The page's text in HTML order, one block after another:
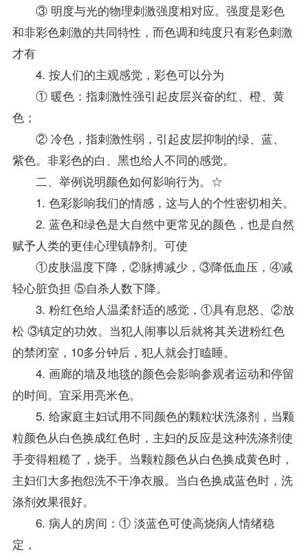
③ 明度与光的物理刺激强度相对应。强度是彩色
和非彩色刺激的共同特性，而色调和纯度只有彩色刺激
才有
4. 按人们的主观感觉，彩色可以分为
① 暖色：指刺激性强引起皮层兴奋的红、橙、黄
色；
② 冷色，指刺激性弱，引起皮层抑制的绿、蓝、
紫色。非彩色的白、黑也给人不同的感觉。
二、举例说明颜色如何影响行为。☆
1. 色彩影响我们的情感，这与人的个性密切相关。
2. 蓝色和绿色是大自然中更常见的颜色，也是自然
赋予人类的更佳心理镇静剂。可使
①皮肤温度下降，②脉搏减少，③降低血压，④减
轻心脏负担 ⑤自杀人数下降。
3. 粉红色给人温柔舒适的感觉，①具有息怒、②放
松 ③镇定的功效。当犯人闹事以后就将其关进粉红色
的禁闭室，10多分钟后，犯人就会打瞌睡。
4. 画廊的墙及地毯的颜色会影响参观者运动和停留
的时间。宜采用亮米色。
5. 给家庭主妇试用不同颜色的颗粒状洗涤剂，当颗
粒颜色从白色换成红色时，主妇的反应是这种洗涤剂使
手变得粗糙了，烧手。当颗粒颜色从白色换成黄色时，
主妇们大多抱怨洗不干净衣服。当白色换成蓝色时，洗
涤剂效果很好。
6. 病人的房间：① 淡蓝色可使高烧病人情绪稳
定，